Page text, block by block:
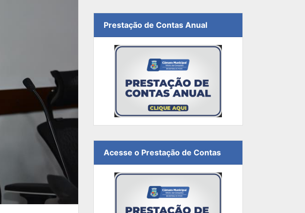
Prestação de Contas Anual
Acesse o Prestação de Contas